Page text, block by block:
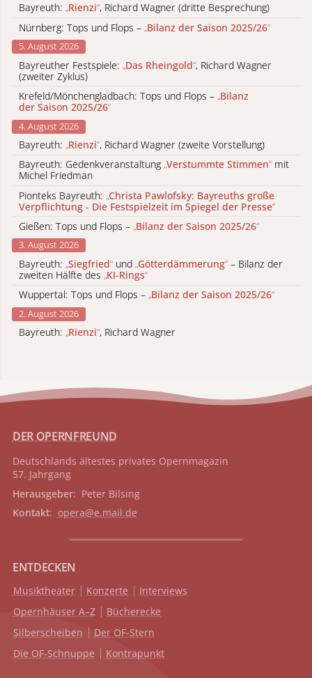
Bayreuth: „Rienzi“, Richard Wagner (dritte Besprechung)
Nürnberg: Tops und Flops – „Bilanz der Saison 2025/26“
5. August 2026
Bayreuther Festspiele: „Das Rheingold“, Richard Wagner
(zweiter Zyklus)
Krefeld/Mönchengladbach: Tops und Flops – „Bilanz
der Saison 2025/26“
4. August 2026
Bayreuth: „Rienzi“, Richard Wagner (zweite Vorstellung)
Bayreuth: Gedenkveranstaltung „Verstummte Stimmen“ mit
Michel Friedman
Pionteks Bayreuth: „Christa Pawlofsky: Bayreuths große
Verpflichtung - Die Festspielzeit im Spiegel der Presse“
Gießen: Tops und Flops – „Bilanz der Saison 2025/26“
3. August 2026
Bayreuth: „Siegfried“ und „Götterdämmerung“ – Bilanz der
zweiten Hälfte des „KI-Rings“
Wuppertal: Tops und Flops – „Bilanz der Saison 2025/26“
2. August 2026
Bayreuth: „Rienzi“, Richard Wagner
DER OPERNFREUND
Deutschlands ältestes privates Opernmagazin
57. Jahrgang
Herausgeber: Peter Bilsing
Kontakt: opera@e.mail.de
ENTDECKEN
Musiktheater Konzerte
Interviews
Opernhäuser A–Z
Bücherecke
Silberscheiben
Der OF-Stern
Die OF-Schnuppe
Kontrapunkt